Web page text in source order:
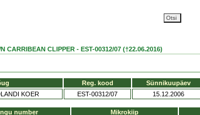
CARRIBEAN CLIPPER - EST-00312/07 (†22.06.2016)
Reg. kood Sünnikuupäev
KOER
EST-00312/07 15.12.2006
number Mikrokiip